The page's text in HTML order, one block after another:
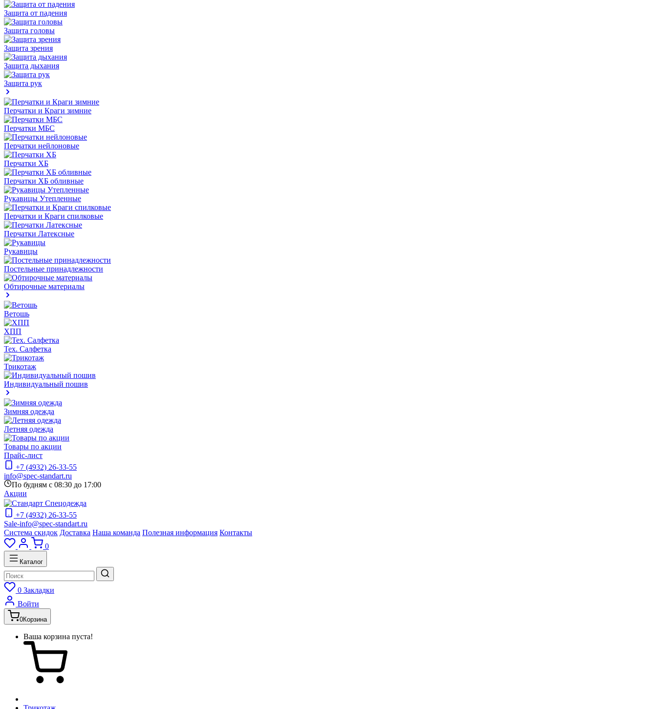
Защита от падения
Защита головы
Защита зрения
Защита дыхания
Защита рук
Перчатки и Краги зимние
Перчатки МБС
Перчатки нейлоновые
Перчатки ХБ
Перчатки ХБ обливные
Рукавицы Утепленные
Перчатки и Краги спилковые
Перчатки Латексные
Рукавицы
Постельные принадлежности
Обтирочные материалы
Ветошь
ХПП
Тех. Салфетка
Трикотаж
Индивидуальный пошив
Зимняя одежда
Летняя одежда
Товары по акции
Прайс-лист
+7 (4932) 26-33-55
info@spec-standart.ru
По будням с 08:30 до 17:00
Акции
+7 (4932) 26-33-55
Sale-info@spec-standart.ru
Система скидок Доставка Наша команда Полезная информация Контакты
0
Каталог
0 Закладки
Войти
0Корзина
Ваша корзина пуста!